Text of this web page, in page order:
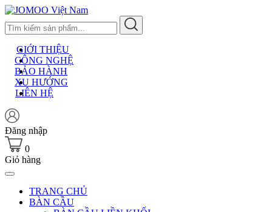
Skip
to
content
GIỚI THIỆU
CÔNG NGHỆ
BẢO HÀNH
XU HƯỚNG
LIÊN HỆ
Đăng nhập
0
Giỏ hàng
TRANG CHỦ
BÀN CẦU